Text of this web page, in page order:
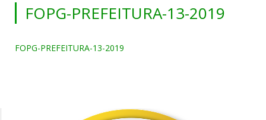
FOPG-PREFEITURA-13-2019
FOPG-PREFEITURA-13-2019